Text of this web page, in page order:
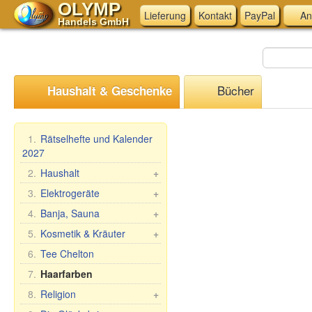
OLYMP
Handels GmbH Lieferung Kontakt PayPal
Haushalt & Geschenke Bücher
1. Rätselhefte und Kalender
2027
+
2. Haushalt
Mangal, Grills
Spieße
Dampfkocher
Haushaltswaren
Waschen und Reinigen
Teig- &
Maultaschenformen &
+
3. Elektrogeräte
Küchen-Elektrogeräte
Andere Elektrogeräte
+
4. Banja, Sauna
Saunareisig
Saunabekleidung
Saunazubehör
Kosmetik
Sauna/Badewanne
+
5. Kosmetik & Kräuter
Geschenk-Sets
Babuschka Agafia
Repejnik (Klette)
Pferdelinie
6. Tee Chelton
7. Haarfarben
+
8. Religion